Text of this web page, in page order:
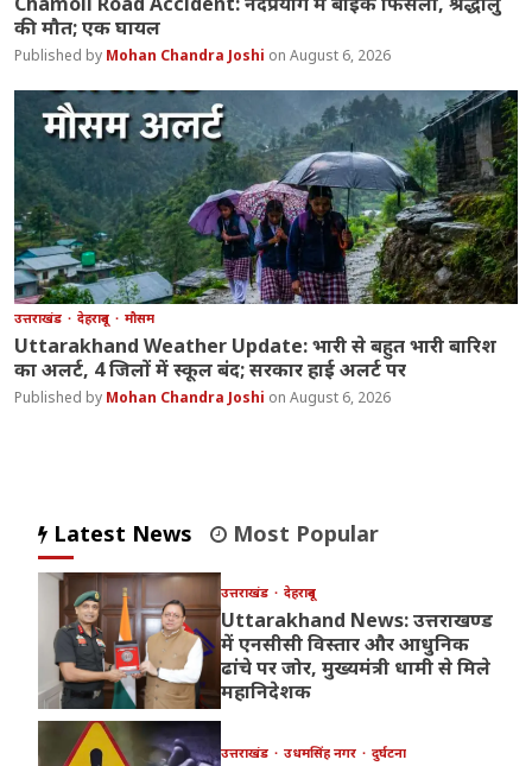
की मौत; एक घायल
Mohan Chandra Joshi August 6, 2026
उत्तराखंड देहरादून मौसम
Uttarakhand Weather Update: भारी से बहुत भारी बारिश
का अलर्ट, 4 जिलों में स्कूल बंद; सरकार हाई अलर्ट पर
Mohan Chandra Joshi August 6, 2026
Latest News Most Popular
उत्तराखंड देहरादून
Uttarakhand News: उत्तराखण्ड
में एनसीसी विस्तार और आधुनिक
ढांचे पर जोर, मुख्यमंत्री धामी से मिले
महानिदेशक
उत्तराखंड उधमसिंह नगर दुर्घटना